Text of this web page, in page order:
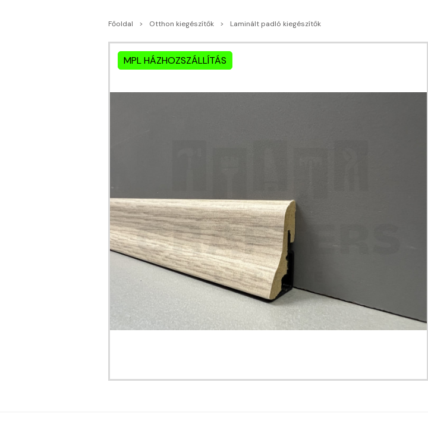
Főoldal Otthon kiegészítők Laminált padló kiegészítők
MPL HÁZHOZSZÁLLÍTÁS